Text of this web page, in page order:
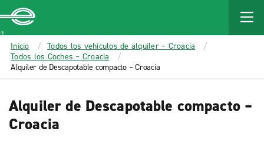
MAIN
CONTENT
Enterprise
Inicio
Todos los vehículos de alquiler – Croacia
Todos los Coches – Croacia
Alquiler de Descapotable compacto – Croacia
Alquiler de Descapotable compacto –
Croacia